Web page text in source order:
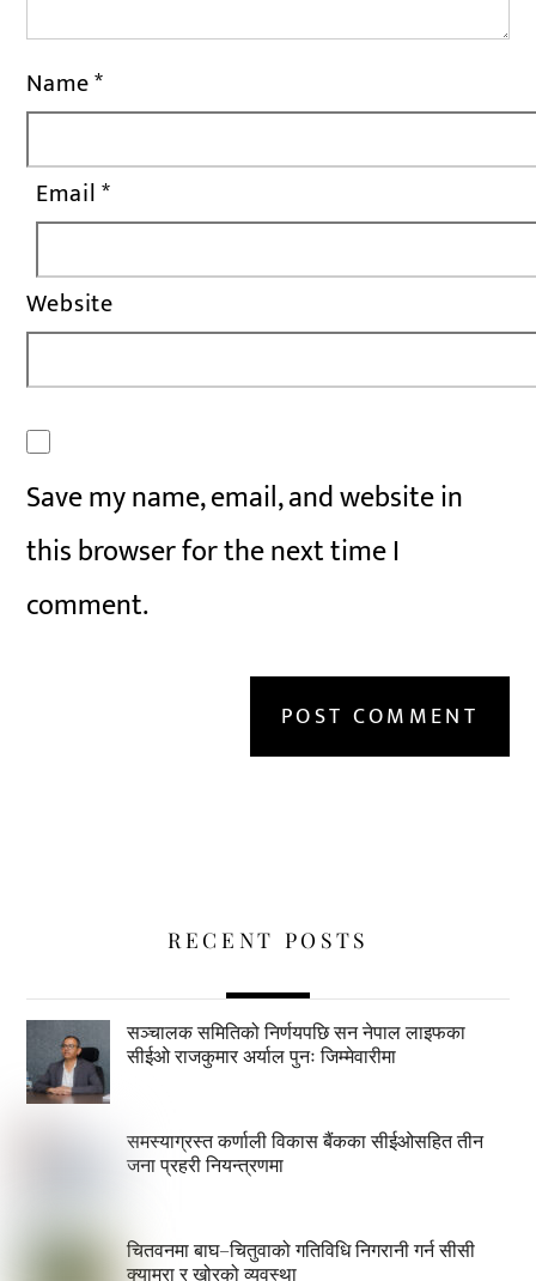
Name*
Email*
Website
Save my name, email, and website in
this browser for the next time I
comment.
RECENT POSTS
सञ्चालक समितिको निर्णयपछि सन नेपाल लाइफका
सीईओ राजकुमार अर्याल पुनः जिम्मेवारीमा
समस्याग्रस्त कर्णाली विकास बैंकका सीईओसहित तीन
जना प्रहरी नियन्त्रणमा
चितवनमा बाघ–चितुवाको गतिविधि निगरानी गर्न सीसी
क्यामरा र खोरको व्यवस्था